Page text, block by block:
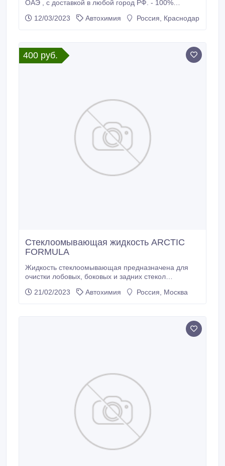
ОАЭ , с доставкой в любой город РФ. - 100%
209л Работаем только с оптовыми клиентами / ИП /12/03/2023 Автохимия Россия, Краснодар
400 руб.
Стеклоомывающая жидкость ARCTIC
FORMULA
Жидкость стеклоомывающая предназначена для
очистки лобовых, боковых и задних стекол
температуре до -30 градусов. В наличии 93
21/02/2023 Автохимия Россия, Москва